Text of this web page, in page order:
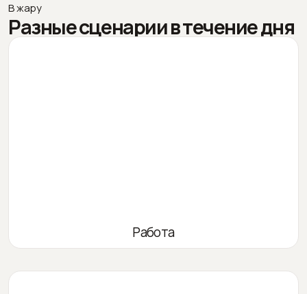
В жару
Разные сценарии в течение дня
Работа